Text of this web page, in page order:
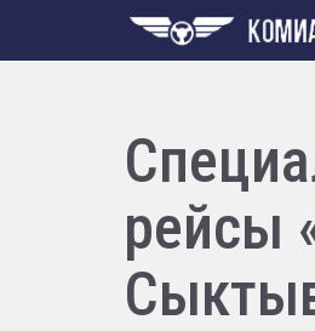
рейсы